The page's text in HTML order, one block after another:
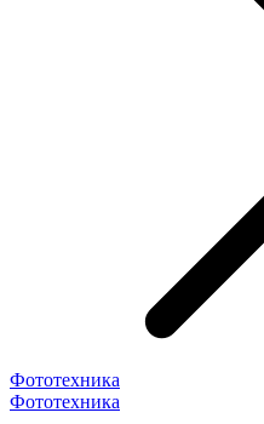
Фототехника
Фототехника